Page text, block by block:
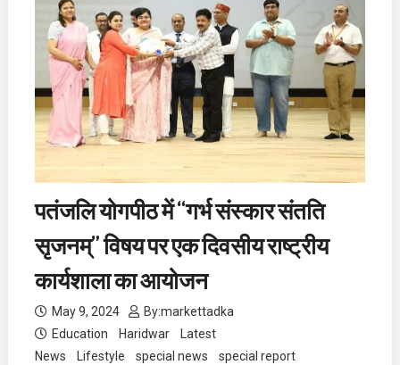
पतंजलि योगपीठ में “गर्भ संस्कार संतति
सृजनम्” विषय पर एक दिवसीय राष्ट्रीय
कार्यशाला का आयोजन
May 9, 2024 By:markettadka
Education
Haridwar
Latest
News
Lifestyle special news
special report